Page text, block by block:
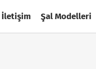
İletişim Şal Modelleri